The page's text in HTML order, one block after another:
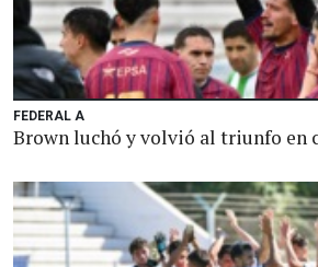
FEDERAL A
Brown luchó y volvió al triunfo en